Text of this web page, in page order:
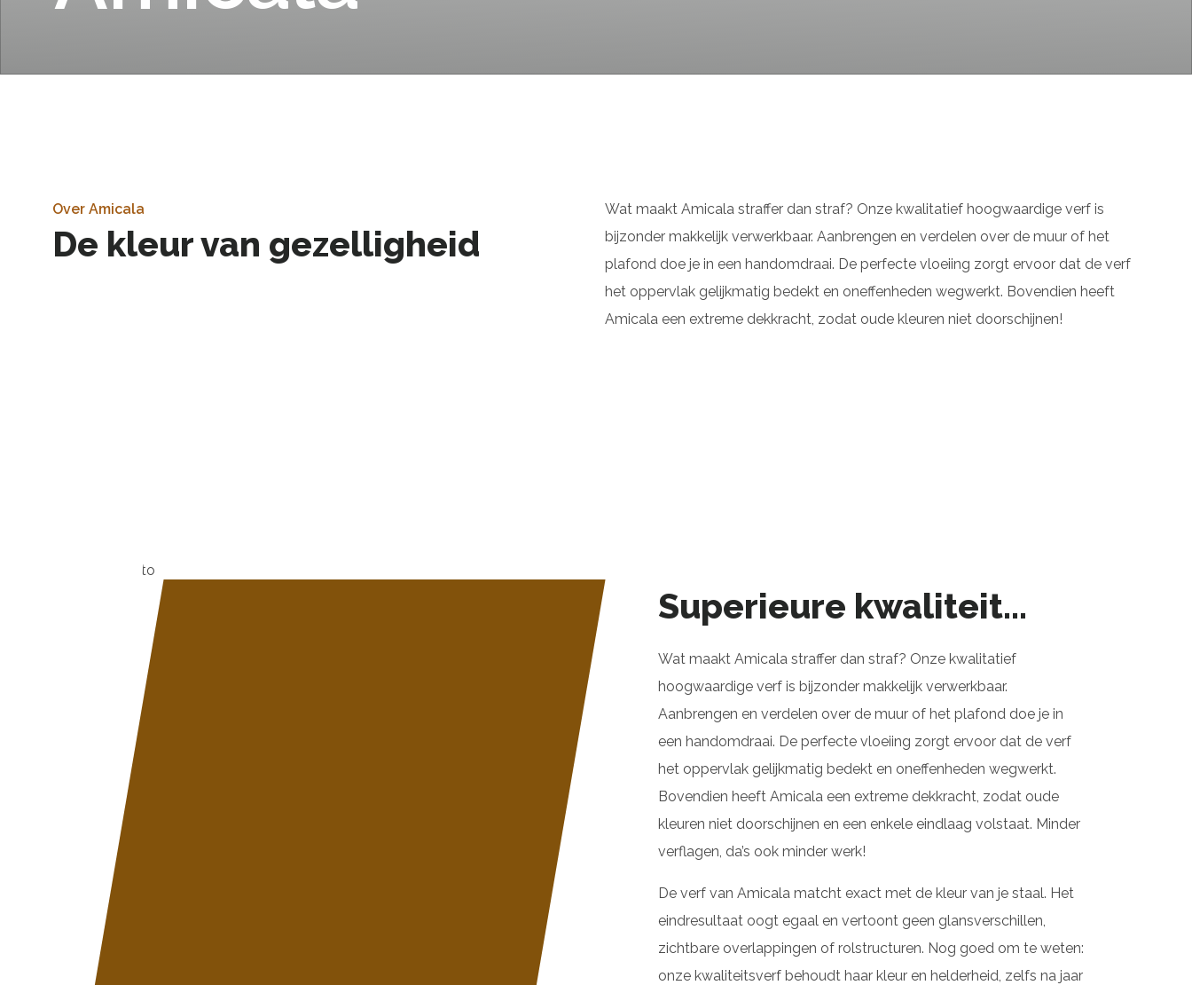
Over Amicala
De kleur van gezelligheid
Wat maakt Amicala straffer dan straf? Onze kwalitatief hoogwaardige verf is
bijzonder makkelijk verwerkbaar. Aanbrengen en verdelen over de muur of het
plafond doe je in een handomdraai. De perfecte vloeiing zorgt ervoor dat de verf
het oppervlak gelijkmatig bedekt en oneffenheden wegwerkt. Bovendien heeft
Amicala een extreme dekkracht, zodat oude kleuren niet doorschijnen!
Superieure kwaliteit...
Wat maakt Amicala straffer dan straf? Onze kwalitatief
hoogwaardige verf is bijzonder makkelijk verwerkbaar.
Aanbrengen en verdelen over de muur of het plafond doe je in
een handomdraai. De perfecte vloeiing zorgt ervoor dat de verf
het oppervlak gelijkmatig bedekt en oneffenheden wegwerkt.
Bovendien heeft Amicala een extreme dekkracht, zodat oude
kleuren niet doorschijnen en een enkele eindlaag volstaat. Minder
verflagen, da’s ook minder werk!
De verf van Amicala matcht exact met de kleur van je staal. Het
eindresultaat oogt egaal en vertoont geen glansverschillen,
zichtbare overlappingen of rolstructuren. Nog goed om te weten:
onze kwaliteitsverf behoudt haar kleur en helderheid, zelfs na jaar